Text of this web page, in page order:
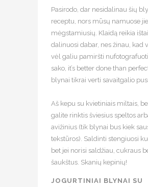
Pasirodo, dar nesidalinau šių
receptu, nors mūsų namuose
mėgstamiusių. Klaidą reikia
dalinuosi dabar, nes žinau, kad
vėl galiu pamiršti
sako, it’s better done than
blynai tikrai verti savaitgalio
Aš kepu su kvietiniais miltais,
galite rinktis šviesius speltos
avižinius (tik blynai bus kiek
tekstūros). Saldinti stengiuosi
bet jei norisi saldžiau, cukraus
šaukštus. Skanių kepinių!
JOGURTINIAI BLYNAI SU